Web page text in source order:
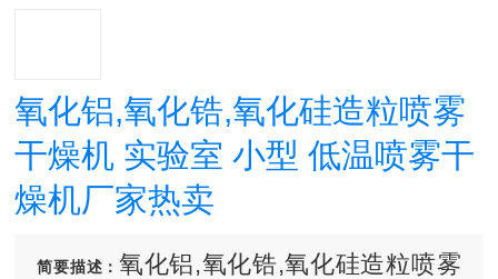
氧化铝,氧化锆,氧化硅造粒喷雾
干燥机 实验室 小型 低温喷雾干
燥机厂家热卖
简要描述： 氧化铝,氧化锆,氧化硅造粒喷雾